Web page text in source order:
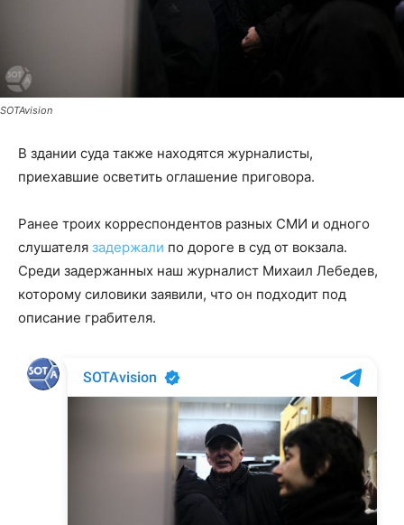
SOTAvision
В здании суда также находятся журналисты,
приехавшие осветить оглашение приговора.
Ранее троих корреспондентов разных СМИ и одного
слушателя задержали по дороге в суд от вокзала.
Среди задержанных наш журналист Михаил Лебедев,
которому силовики заявили, что он подходит под
описание грабителя.